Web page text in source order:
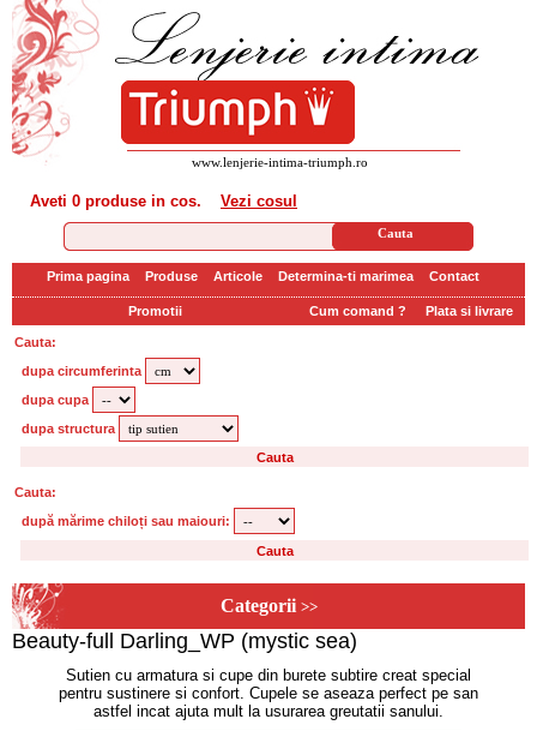
www.lenjerie-intima-triumph.ro
Aveti 0 produse in cos. Vezi cosul
Prima pagina Produse Articole Determina-ti marimea Contact
Promotii Cum comand ? Plata si livrare
Cauta:
dupa circumferinta
dupa cupa
dupa structura
Cauta:
după mărime chiloți sau maiouri:
Categorii >>
Beauty-full Darling_WP (mystic sea)
Sutien cu armatura si cupe din burete subtire creat special
pentru sustinere si confort. Cupele se aseaza perfect pe san
astfel incat ajuta mult la usurarea greutatii sanului.